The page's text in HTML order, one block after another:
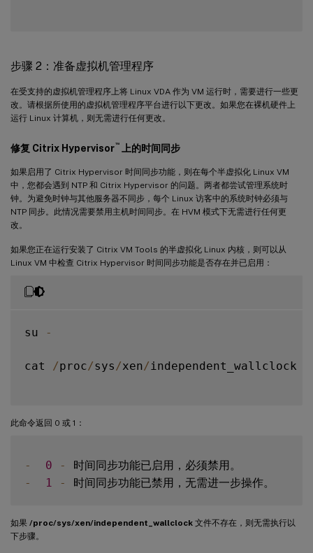
步骤 2：准备虚拟机管理程序
在受支持的虚拟机管理程序上将 Linux VDA 作为 VM 运行时，需要进行一些更
改。请根据所使用的虚拟机管理程序平台进行以下更改。如果您在裸机硬件上
运行 Linux 计算机，则无需进行任何更改。
修复 Citrix Hypervisor™ 上的时间同步
如果启用了 Citrix Hypervisor 时间同步功能，则在每个半虚拟化 Linux VM
中，您都会遇到 NTP 和 Citrix Hypervisor 的问题。两者都尝试管理系统时
钟。为避免时钟与其他服务器不同步，每个 Linux 访客中的系统时钟必须与
NTP 同步。此情况需要禁用主机时间同步。在 HVM 模式下无需进行任何更
改。
如果您正在运行安装了 Citrix VM Tools 的半虚拟化 Linux 内核，则可以从
Linux VM 中检查 Citrix Hypervisor 时间同步功能是否存在并已启用：
su -
cat /proc/sys /xen/ independent_wallclock
此命令返回 0 或 1：
- 0 -
-
1 -
如果 /proc/sys/xen/independent_wallclock 文件不存在，则无需执行以
下步骤。